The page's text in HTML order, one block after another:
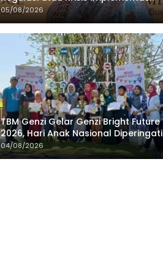
05/08/2026
TBM Genzi Gelar Genzi Bright Future
2026, Hari Anak Nasional Diperingati
dengan Lomba Puisi dan Tembang
Dolanan
04/08/2026